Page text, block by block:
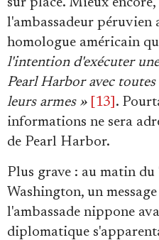
l'ambassadeur péruvien
homologue américain
l'intention d'exécuter
Pearl Harbor avec
leurs armes »
[13] .
informations ne sera
de Pearl Harbor.
Plus grave : au matin du
Washington, un
l'ambassade nippone
diplomatique